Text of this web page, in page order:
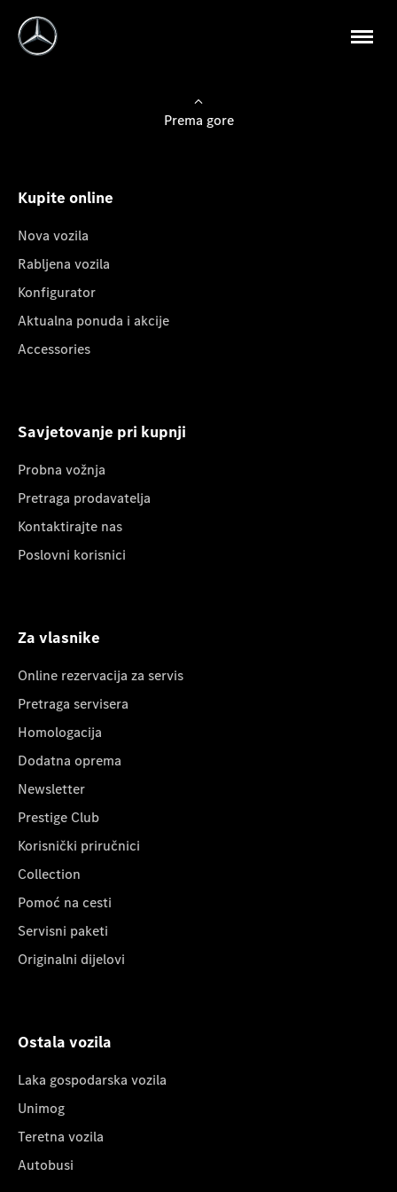
Prema gore
Kupite online
Nova vozila
Rabljena vozila
Konfigurator
Aktualna ponuda i akcije
Accessories
Savjetovanje pri kupnji
Probna vožnja
Pretraga prodavatelja
Kontaktirajte nas
Poslovni korisnici
Za vlasnike
Online rezervacija za servis
Pretraga servisera
Homologacija
Dodatna oprema
Newsletter
Prestige Club
Korisnički priručnici
Collection
Pomoć na cesti
Servisni paketi
Originalni dijelovi
Ostala vozila
Laka gospodarska vozila
Unimog
Teretna vozila
Autobusi